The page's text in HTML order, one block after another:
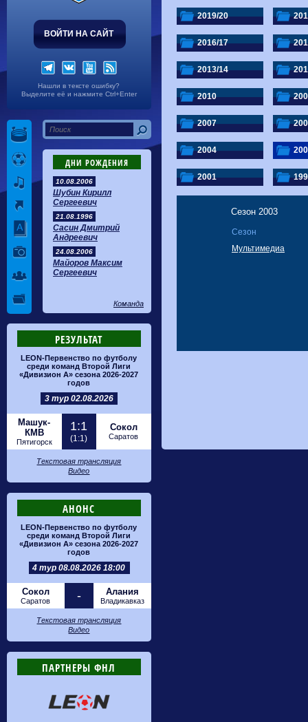
ВОЙТИ НА САЙТ
Нашли в тексте ошибку?
Выделите её и нажмите Ctrl+Enter
ДНИ РОЖДЕНИЯ
10.08.2006
Шубин Кирилл
Сергеевич
21.08.1996
Сасин Дмитрий
Андреевич
24.08.2006
Майоров Максим
Сергеевич
Команда
РЕЗУЛЬТАТ
LEON-Первенство по футболу
среди команд Второй Лиги
«Дивизион А» сезона 2026-2027
годов
3 тур 02.08.2026
Машук-
КМВ
Пятигорск
1:1
(1:1)
Сокол
Саратов
Текстовая трансляция
Видео
АНОНС
LEON-Первенство по футболу
среди команд Второй Лиги
«Дивизион А» сезона 2026-2027
годов
4 тур 08.08.2026 18:00
Сокол
Саратов - Алания
Владикавказ
Текстовая трансляция
Видео
ПАРТНЕРЫ ФНЛ
2019/20
2016/17
2013/14
2010
2007
2004
2001
Сезон 2003
Сезон
Мультимедиа
Калуга